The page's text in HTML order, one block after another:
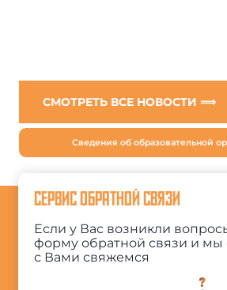
СМОТРЕТЬ ВСЕ НОВОСТИ ⟹
Сведения об образовательной
СЕРВИС ОБРАТНОЙ СВЯЗИ
Если у Вас возникли
форму обратной связи и мы
с Вами свяжемся